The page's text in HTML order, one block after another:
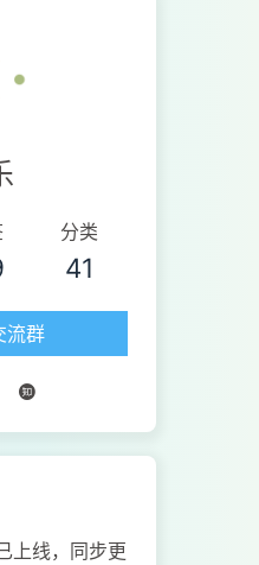
分类
41
流群
上线，同步更